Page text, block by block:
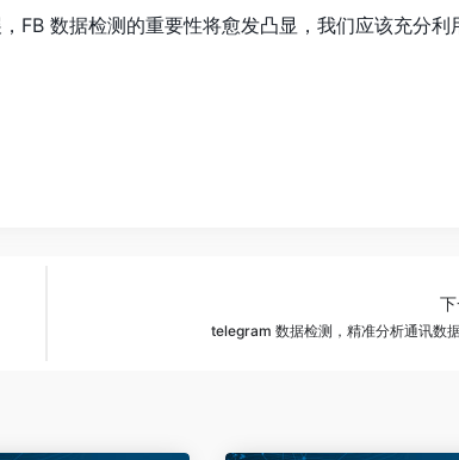
FB 数据检测的重要性将愈发凸显，我们应该充分利
telegram 数据检测，精准分析通讯数